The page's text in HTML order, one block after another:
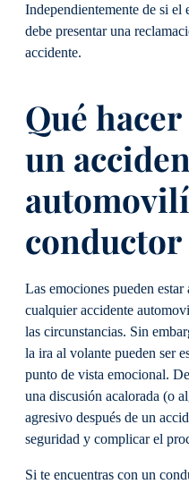
Independientemente de si el
debe presentar una
accidente.
Qué
un
conductor
Las emociones pueden
cualquier accidente
las circunstancias. Sin
la ira al volante pueden ser
punto de vista emocional.
una discusión acalorada (o
agresivo después de un
seguridad y complicar el
Si te encuentras con un